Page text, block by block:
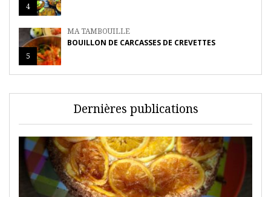
4
5
MA TAMBOUILLE
BOUILLON DE CARCASSES DE CREVETTES
Dernières publications